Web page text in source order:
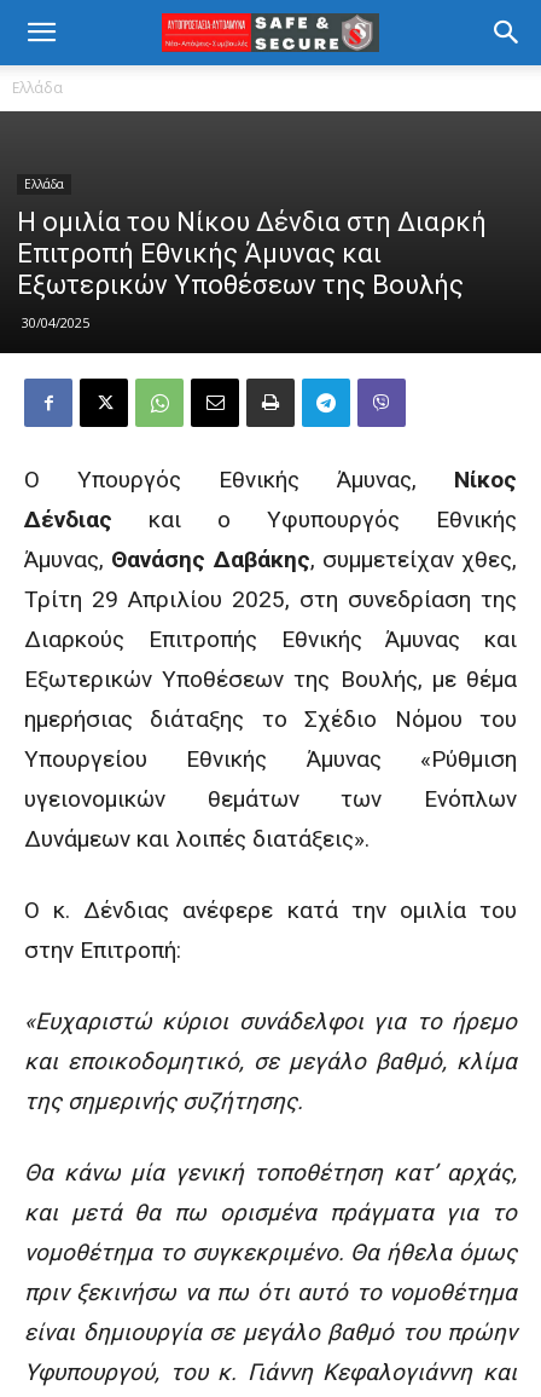
Ελλάδα
Ελλάδα
Η ομιλία του Νίκου Δένδια στη Διαρκή
Επιτροπή Εθνικής Άμυνας και
Εξωτερικών Υποθέσεων της Βουλής
30/04/2025
Ο Υπουργός Εθνικής Άμυνας, Νίκος
Δένδιας και ο Υφυπουργός Εθνικής
Άμυνας, Θανάσης Δαβάκης, συμμετείχαν χθες,
Τρίτη 29 Απριλίου 2025, στη συνεδρίαση της
Διαρκούς Επιτροπής Εθνικής Άμυνας και
Εξωτερικών Υποθέσεων της Βουλής, με θέμα
ημερήσιας διάταξης το Σχέδιο Νόμου του
Υπουργείου Εθνικής Άμυνας «Ρύθμιση
υγειονομικών θεμάτων των Ενόπλων
Δυνάμεων και λοιπές διατάξεις».
Ο κ. Δένδιας ανέφερε κατά την ομιλία του
στην Επιτροπή:
«Ευχαριστώ κύριοι συνάδελφοι για το ήρεμο
και εποικοδομητικό, σε μεγάλο βαθμό, κλίμα
της σημερινής συζήτησης.
Θα κάνω μία γενική τοποθέτηση κατ’ αρχάς,
και μετά θα πω ορισμένα πράγματα για το
νομοθέτημα το συγκεκριμένο. Θα ήθελα όμως
πριν ξεκινήσω να πω ότι αυτό το νομοθέτημα
είναι δημιουργία σε μεγάλο βαθμό του πρώην
Υφυπουργού, του κ. Γιάννη Κεφαλογιάννη και